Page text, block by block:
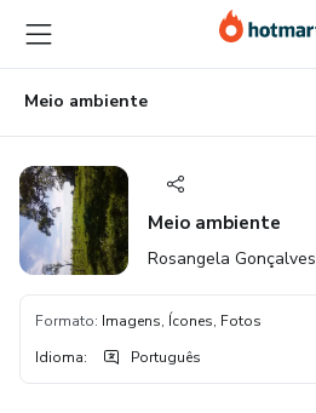
para
o
conteúdo
principal
para
o
pagamento
para
o
rodapé
Meio ambiente
Meio ambiente
Rosangela Gonçalves
Formato: Imagens, Ícones, Fotos
Idioma: Português